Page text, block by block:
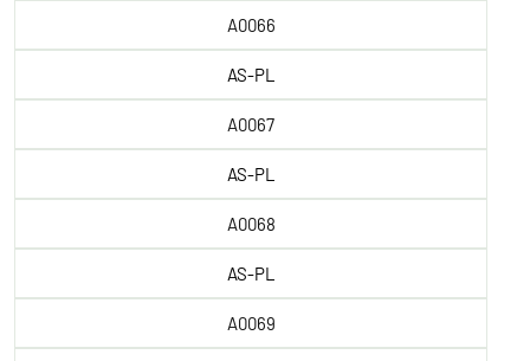
A0066
AS-PL
A0067
AS-PL
A0068
AS-PL
A0069